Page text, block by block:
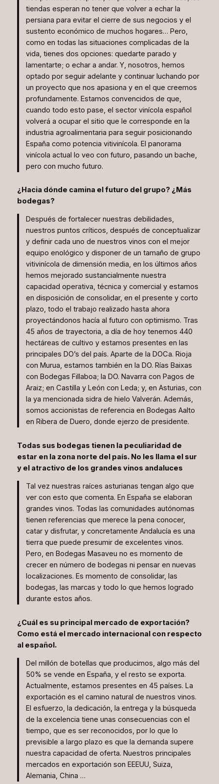
tiendas esperan no tener que volver a echar la
persiana para evitar el cierre de sus negocios y el
sustento económico de muchos hogares… Pero,
como en todas las situaciones complicadas de la
vida, tienes dos opciones: quedarte parado y
lamentarte; o echar a andar. Y, nosotros, hemos
optado por seguir adelante y continuar luchando por
un proyecto que nos apasiona y en el que creemos
profundamente. Estamos convencidos de que,
cuando todo esto pase, el sector vinícola español
volverá a ocupar el sitio que le corresponde en la
industria agroalimentaria para seguir posicionando
España como potencia vitivinícola. El panorama
vinícola actual lo veo con futuro, pasando un bache,
pero con mucho futuro.
¿Hacia dónde camina el futuro del grupo? ¿Más
bodegas?
Después de fortalecer nuestras debilidades,
nuestros puntos críticos, después de conceptualizar
y definir cada uno de nuestros vinos con el mejor
equipo enológico y disponer de un tamaño de grupo
vitivinícola de dimensión media, en los últimos años
hemos mejorado sustancialmente nuestra
capacidad operativa, técnica y comercial y estamos
en disposición de consolidar, en el presente y corto
plazo, todo el trabajo realizado hasta ahora
proyectándonos hacía al futuro con optimismo. Tras
45 años de trayectoria, a día de hoy tenemos 440
hectáreas de cultivo y estamos presentes en las
principales DO’s del país. Aparte de la DOCa. Rioja
con Murua, estamos también en la DO. Rías Baixas
con Bodegas Fillaboa; la DO. Navarra con Pagos de
Araiz; en Castilla y León con Leda; y, en Asturias, con
la ya mencionada sidra de hielo Valverán. Además,
somos accionistas de referencia en Bodegas Aalto
en Ribera de Duero, donde ejerzo de presidente.
Todas sus bodegas tienen la peculiaridad de
estar en la zona norte del país. No les llama el sur
y el atractivo de los grandes vinos andaluces
Tal vez nuestras raíces asturianas tengan algo que
ver con esto que comenta. En España se elaboran
grandes vinos. Todas las comunidades autónomas
tienen referencias que merece la pena conocer,
catar y disfrutar, y concretamente Andalucía es una
tierra que puede presumir de excelentes vinos.
Pero, en Bodegas Masaveu no es momento de
crecer en número de bodegas ni pensar en nuevas
localizaciones. Es momento de consolidar, las
bodegas, las marcas y todo lo que hemos logrado
durante estos años.
¿Cuál es su principal mercado de exportación?
Como está el mercado internacional con respecto
al español.
Del millón de botellas que producimos, algo más del
50% se vende en España, y el resto se exporta.
Actualmente, estamos presentes en 45 países. La
exportación es el camino natural de nuestros vinos.
El esfuerzo, la dedicación, la entrega y la búsqueda
de la excelencia tiene unas consecuencias con el
tiempo, que es ser reconocidos, por lo que lo
previsible a largo plazo es que la demanda supere
nuestra capacidad de oferta. Nuestros principales
mercados en exportación son EEEUU, Suiza,
Alemania, China …